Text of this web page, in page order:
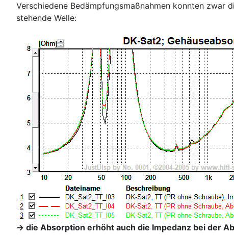
Verschiedene Bedämpfungsmaßnahmen konnten
stehende Welle:
-> die Absorption erhöht auch die Impedanz bei der